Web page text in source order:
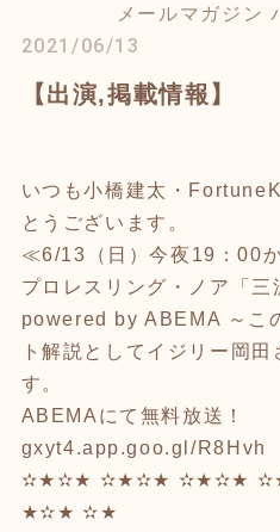
メールマガジン
2021/06/13
【出演,掲載情報】
いつも小橋建太・
とうございます。
≪6/13（日）今夜19：00
プロレスリング・ノア「
powered by ABEMA ～こ
ト解説としてイジリー岡
す。
ABEMAにて無料放送！
gxyt4.app.goo.gl/R8Hvh
✫★✫★ ✫★✫★ ✫★✫★
★✫★ ✫★